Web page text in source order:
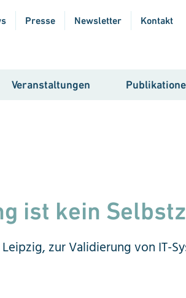
Presse Newsletter Kontakt
Veranstaltungen
ist kein
zur Validierung von IT-